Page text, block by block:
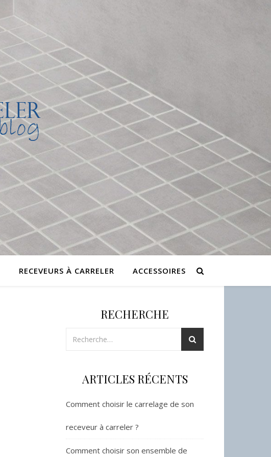
RECEVEURS À CARRELER ACCESSOIRES
RECHERCHE
ARTICLES RÉCENTS
Comment choisir le carrelage de son
receveur à carreler ?
Comment choisir son ensemble de